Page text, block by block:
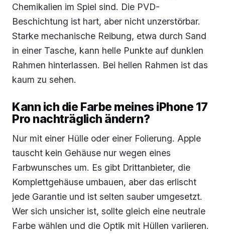
Chemikalien im Spiel sind. Die PVD-
Beschichtung ist hart, aber nicht unzerstörbar.
Starke mechanische Reibung, etwa durch Sand
in einer Tasche, kann helle Punkte auf dunklen
Rahmen hinterlassen. Bei hellen Rahmen ist das
kaum zu sehen.
Kann ich die Farbe meines iPhone 17
Pro nachträglich ändern?
Nur mit einer Hülle oder einer Folierung. Apple
tauscht kein Gehäuse nur wegen eines
Farbwunsches um. Es gibt Drittanbieter, die
Komplettgehäuse umbauen, aber das erlischt
jede Garantie und ist selten sauber umgesetzt.
Wer sich unsicher ist, sollte gleich eine neutrale
Farbe wählen und die Optik mit Hüllen variieren.